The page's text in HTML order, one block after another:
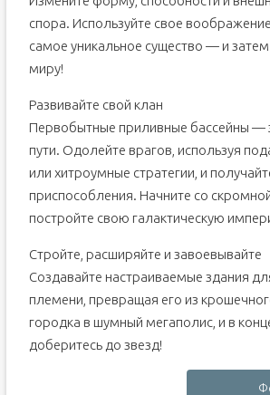
спора. Используйте свое
самое уникальное существо — и затем
миру!
Развивайте свой клан
Первобытные приливные бассейны —
пути. Одолейте врагов, используя
или хитроумные стратегии, и
приспособления. Начните со
постройте свою галактическую
Стройте, расширяйте и завоевывайте
Создавайте настраиваемые здания
племени, превращая его из
городка в шумный мегаполис, и в
доберитесь до звезд!